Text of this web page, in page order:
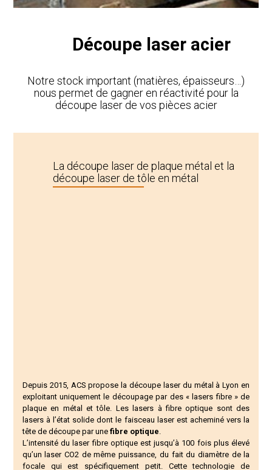
Découpe laser acier
Notre stock important (matières, épaisseurs…)
nous permet de gagner en réactivité pour la
découpe laser de vos pièces acier
La découpe laser de plaque métal et la
découpe laser de tôle en métal
Depuis 2015, ACS propose ladécoupe laser du métal à Lyon en
exploitant uniquement le découpagepar des «lasers fibre» de
plaque en métal ettôle . Leslasers à fibre optique sont des
lasers à l’état solide dont le faisceau laser est acheminé vers la
tête de découpepar une fibre optique
L’intensité dulaser fibre optiqueest jusqu’à 100 fois plus élevé
qu’un laser CO2 de même puissance, du fait du diamètre de la
focale qui est spécifiquement petit. Cette technologie de